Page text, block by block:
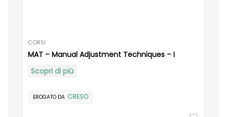
CORSI
MAT – Manual Adjustment Techniques – I
Scopri di più
EROGATO DA CRESO